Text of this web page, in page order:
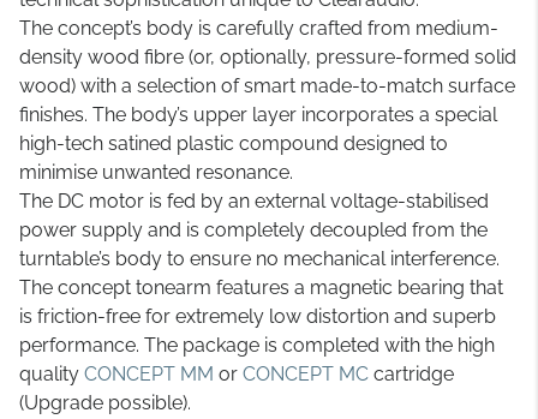
The concept’s body is carefully crafted from medium-
density wood fibre (or, optionally, pressure-formed solid
wood) with a selection of smart made-to-match surface
finishes. The body’s upper layer incorporates a special
high-tech satined plastic compound designed to
minimise unwanted resonance.
The DC motor is fed by an external voltage-stabilised
power supply and is completely decoupled from the
turntable’s body to ensure no mechanical interference.
The concept tonearm features a magnetic bearing that
is friction-free for extremely low distortion and superb
performance. The package is completed with the high
quality CONCEPT MM or CONCEPT MC cartridge
(Upgrade possible).